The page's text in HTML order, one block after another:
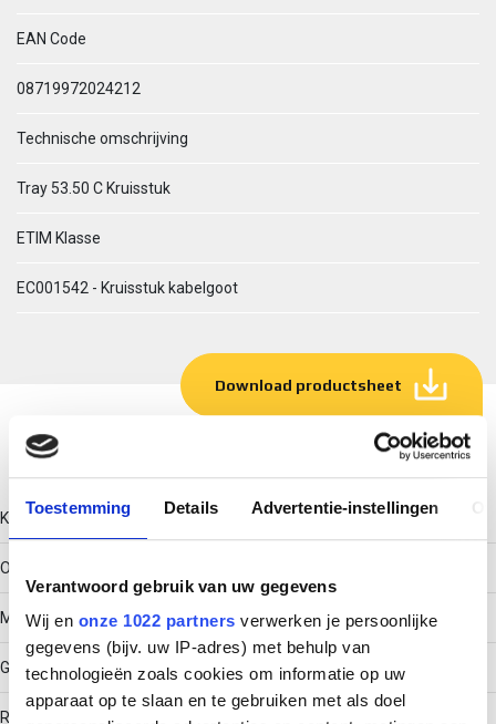
Toestemming Details Advertentie-instellingen
Verantwoord gebruik van uw gegevens
Wij en onze 1022 partners verwerken je persoonlijke
gegevens (bijv. uw IP-adres) met behulp van
technologieën zoals cookies om informatie op uw
apparaat op te slaan en te gebruiken met als doel
EAN Code
08719972024212
Technische omschrijving
Tray 53.50 C Kruisstuk
ETIM Klasse
EC001542 - Kruisstuk kabelgoot
Download productsheet
Technische gegevens
Kleur
Overig
Model
Geïntegreerde verbinder
RAL-nummer